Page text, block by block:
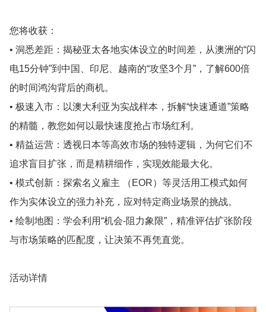
您将收获：
• 洞悉差距：揭秘亚太各地实体设立的时间差，从澳洲的“闪
电15分钟”到中国、印尼、越南的“攻坚3个月”，了解600倍
的时间鸿沟背后的商机。
• 极速入市：以澳大利亚为实战样本，拆解“快速通道”策略
的精髓，教您如何以最快速度抢占市场红利。
• 精益运营：透视日本等高效市场的独特逻辑，为何它们不
追求盲目扩张，而是精耕细作，实现效能最大化。
• 模式创新：探索名义雇主 （EOR）等灵活用工模式如何
作为实体设立的强力补充，应对特定商业场景的挑战。
• 绘制地图：学会利用“机会-阻力象限”，精准评估扩张阶段
与市场策略的匹配度，让决策不再凭直觉。
活动详情